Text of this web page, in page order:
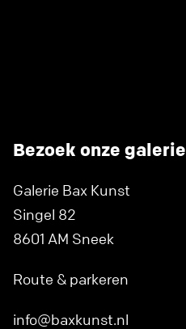
Bezoek onze galerie
Galerie Bax Kunst
Singel 82
8601 AM Sneek
Route & parkeren
info@baxkunst.nl